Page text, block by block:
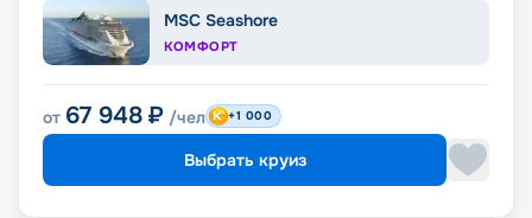
MSC Seashore
КОМФОРТ
от 67 948 ₽ /чел +1 000
Выбрать круиз